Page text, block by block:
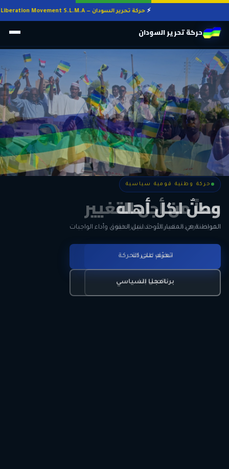
حركة تحرير السودان — Sudan Liberation Movement S.L.M.A
حركة تحرير السودان
حركة وطنية قومية سياسية
وطنٌ لكل أهله
المواطنة هي المعيار الأوحد لنيل الحقوق وأداء الواجبات
تعرّف على الحركة
برنامجنا السياسي
حركة وطنية قومية سياسية
معاً من أجل التغيير
الحرية • الوحدة • السلام • الديمقراطية
انضم للحركة
اتصل بنا